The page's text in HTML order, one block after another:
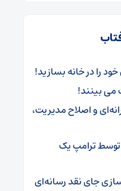
را در خانه بسازید!
می بینند!
و اصلاح مدیریت،
توسط ترامپ یک
جای نقد رسانه‌ای